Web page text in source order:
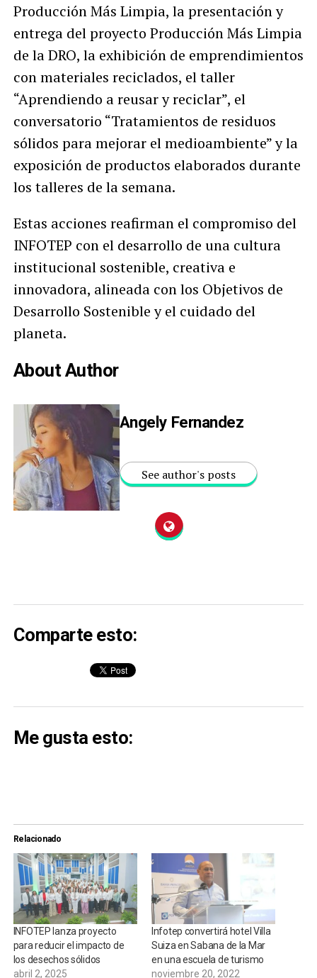
Producción Más Limpia, la presentación y
entrega del proyecto Producción Más Limpia
de la DRO, la exhibición de emprendimientos
con materiales reciclados, el taller
“Aprendiendo a reusar y reciclar”, el
conversatorio “Tratamientos de residuos
sólidos para mejorar el medioambiente” y la
exposición de productos elaborados durante
los talleres de la semana.
Estas acciones reafirman el compromiso del
INFOTEP con el desarrollo de una cultura
institucional sostenible, creativa e
innovadora, alineada con los Objetivos de
Desarrollo Sostenible y el cuidado del
planeta.
About Author
Angely Fernandez
See author's posts
Comparte esto:
Me gusta esto:
Relacionado
INFOTEP lanza proyecto
para reducir el impacto de
los desechos sólidos
abril 2, 2025
Infotep convertirá hotel Villa
Suiza en Sabana de la Mar
en una escuela de turismo
noviembre 20, 2022